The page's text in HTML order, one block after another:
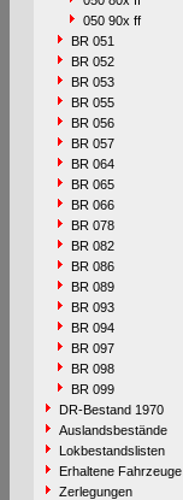
050 90x ff
BR 051
BR 052
BR 053
BR 055
BR 056
BR 057
BR 064
BR 065
BR 066
BR 078
BR 082
BR 086
BR 089
BR 093
BR 094
BR 097
BR 098
BR 099
DR-Bestand 1970
Auslandsbestände
Lokbestandslisten
Erhaltene Fahrzeuge
Zerlegungen